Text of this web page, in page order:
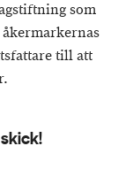
som
till att